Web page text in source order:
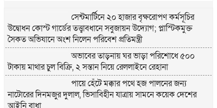
সেন্টমার্টিনে ২০ হাজার বৃক্ষরোপণ কর্মসূচির
উদ্বোধন কোস্ট গার্ডের তত্ত্বাবধানে সবুজায়ন উদ্যোগ; প্লাস্টিকমুক্ত
সৈকত অভিযানে অংশ নিলেন পরিবেশ প্রতিমন্ত্রী
অভাবের তাড়নায় ঘর ভাড়া পরিশোধে ৫০০
টাকায় মাথার চুল বিক্রি, ২ সন্তান নিয়ে রেললাইনে রেহানা
পায়ে হেঁটে মক্কার পথে হজ পালনের জন্য
নাটোরের দিনমজুর দুলাল, ভিসাবিহীন যাত্রায় সামনে কয়েক দেশের
আইনি বাধা